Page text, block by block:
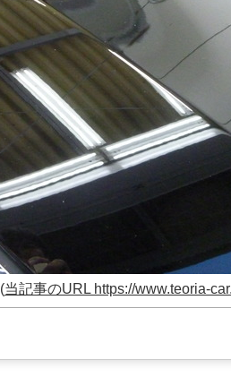
(当記事のURL https://www.teoria-